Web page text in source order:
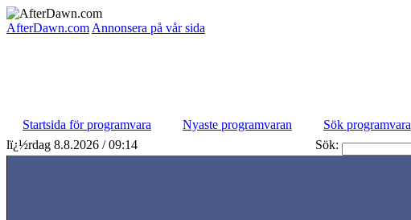
AfterDawn.com Annonsera på vår sida
Startsida för programvara
Nyaste programvaran
Sök programvara
lï¿½rdag 8.8.2026 / 09:14
Sök: